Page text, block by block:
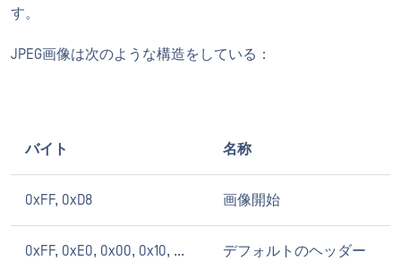
す。
JPEG画像は次のような構造をしている：
バイト 名称
0xFF, 0xD8 画像開始
0xFF, 0xE0, 0x00, 0x10, ... デフォルトのヘッダー